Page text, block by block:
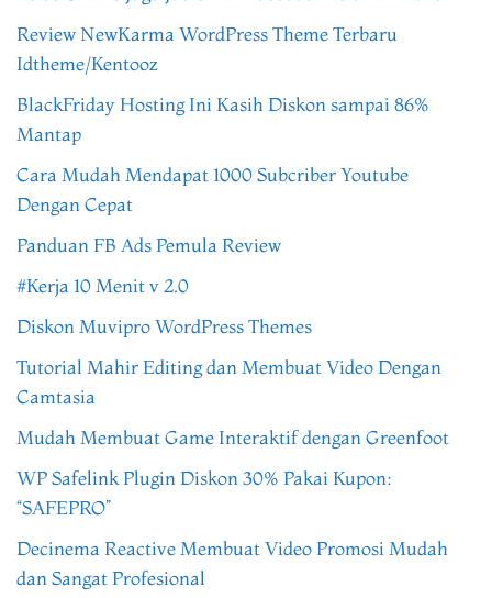
Review NewKarma WordPress Theme Terbaru
Idtheme/Kentooz
BlackFriday Hosting Ini Kasih Diskon sampai 86%
Mantap
Cara Mudah Mendapat 1000 Subcriber Youtube
Dengan Cepat
Panduan FB Ads Pemula Review
#Kerja 10 Menit v 2.0
Diskon Muvipro WordPress Themes
Tutorial Mahir Editing dan Membuat Video Dengan
Camtasia
Mudah Membuat Game Interaktif dengan Greenfoot
WP Safelink Plugin Diskon 30% Pakai Kupon:
“SAFEPRO”
Decinema Reactive Membuat Video Promosi Mudah
dan Sangat Profesional